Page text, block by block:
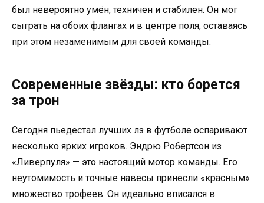
был невероятно умён, техничен и стабилен. Он мог
сыграть на обоих флангах и в центре поля, оставаясь
при этом незаменимым для своей команды.
Современные звёзды: кто борется
за трон
Сегодня пьедестал лучших лз в футболе оспаривают
несколько ярких игроков. Эндрю Робертсон из
«Ливерпуля» — это настоящий мотор команды. Его
неутомимость и точные навесы принесли «красным»
множество трофеев. Он идеально вписался в